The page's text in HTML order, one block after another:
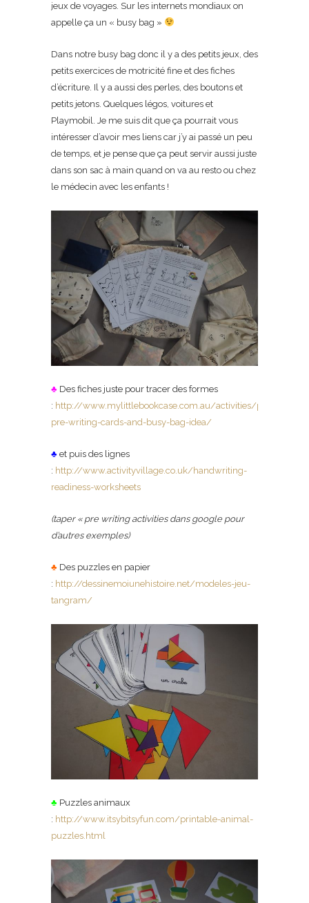
jeux de voyages. Sur les internets mondiaux on
appelle ça un « busy bag »
Dans notre busy bag donc il y a des petits jeux, des
petits exercices de motricité fine et des fiches
d’écriture. Il y a aussi des perles, des boutons et
petits jetons. Quelques légos, voitures et
Playmobil. Je me suis dit que ça pourrait vous
intéresser d’avoir mes liens car j’y ai passé un peu
de temps, et je pense que ça peut servir aussi juste
dans son sac à main quand on va au resto ou chez
le médecin avec les enfants !
♣ Des fiches juste pour tracer des formes
: http://www.mylittlebookcase.com.au/activities/printable-
pre-writing-cards-and-busy-bag-idea/
♣ et puis des lignes
: http://www.activityvillage.co.uk/handwriting-
readiness-worksheets
(taper « pre writing activities dans google pour
d’autres exemples)
♣ Des puzzles en papier
: http://dessinemoiunehistoire.net/modeles-jeu-
tangram/
♣ Puzzles animaux
: http://www.itsybitsyfun.com/printable-animal-
puzzles.html